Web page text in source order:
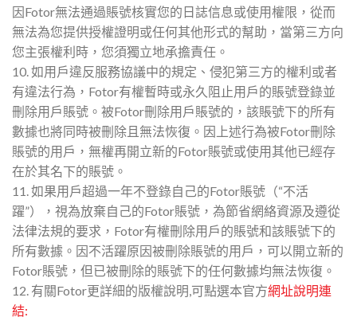
因Fotor無法通過賬號核實您的日誌信息或使用權限，從而
無法為您提供授權證明或任何其他形式的幫助，當第三方向
您主張權利時，您須獨立地承擔責任。
10. 如用戶違反服務協議中的規定、侵犯第三方的權利或者
有違法行為，Fotor有權暫時或永久阻止用戶的賬號登錄並
刪除用戶賬號。被Fotor刪除用戶賬號的，該賬號下的所有
數據也將同時被刪除且無法恢復。因上述行為被Fotor刪除
賬號的用戶，無權再開立新的Fotor賬號或使用其他已經存
在於其名下的賬號。
11. 如果用戶超過一年不登錄自己的Fotor賬號（“不活
躍”），視為放棄自己的Fotor賬號，為節省網絡資源及遵從
法律法規的要求，Fotor有權刪除用戶的賬號和該賬號下的
所有數據。因不活躍原因被刪除賬號的用戶，可以開立新的
Fotor賬號，但已被刪除的賬號下的任何數據均無法恢復。
12. 有關Fotor更詳細的版權說明,可點選本官方網址說明連
結: